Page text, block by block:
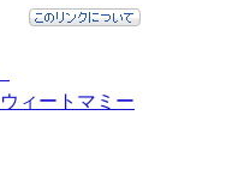
ィートマミー